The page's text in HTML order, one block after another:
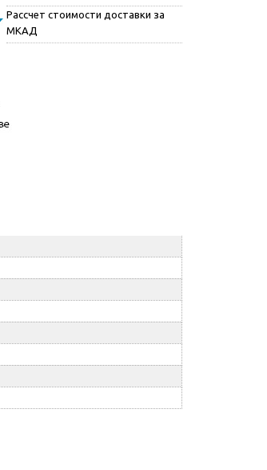
Рассчет стоимости доставки за
МКАД